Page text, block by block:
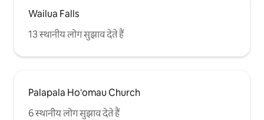
Wailua Falls
13 स्थानीय लोग सुझाव देते हैं
Palapala Ho'omau Church
6 स्थानीय लोग सुझाव देते हैं